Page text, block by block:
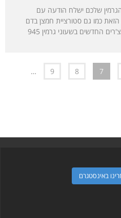
שלכם ישלח הודעה עם
כמו גם סטורציית חמצן בדם
ובקרת עומס אימונים הם חלק מהפיצ'רים החדשים בשעוני גרמין 945
7
8
9
…
באינסטגרם